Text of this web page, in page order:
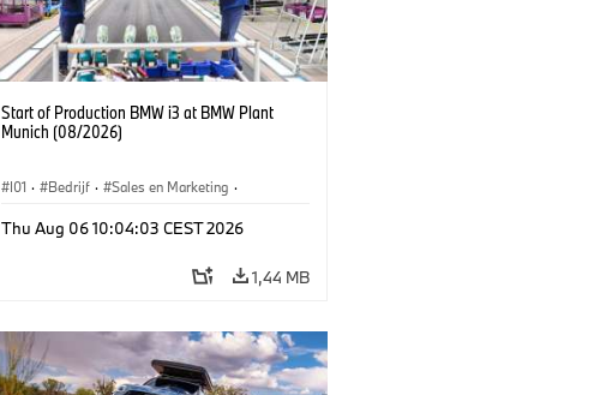
Start of Production BMW i3 at BMW Plant
Munich (08/2026)
I01 · Bedrijf · Sales en Marketing ·
Thu Aug 06 10:04:03 CEST 2026
1,44 MB